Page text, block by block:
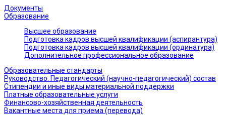
Документы
Образование
Высшее образование
Подготовка кадров высшей квалификации (аспирантура)
Подготовка кадров высшей квалификации (ординатура)
Дополнительное профессиональное образование
Образовательные стандарты
Руководство. Педагогический (научно-педагогический) состав
Стипендии и иные виды материальной поддержки
Платные образовательные услуги
Финансово-хозяйственная деятельность
Вакантные места для приема (перевода)